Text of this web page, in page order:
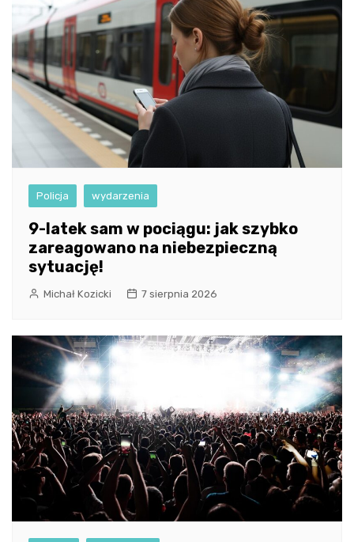
Policja wydarzenia
9-latek sam w pociągu: jak szybko
zareagowano na niebezpieczną
sytuację!
Michał Kozicki 7 sierpnia 2026